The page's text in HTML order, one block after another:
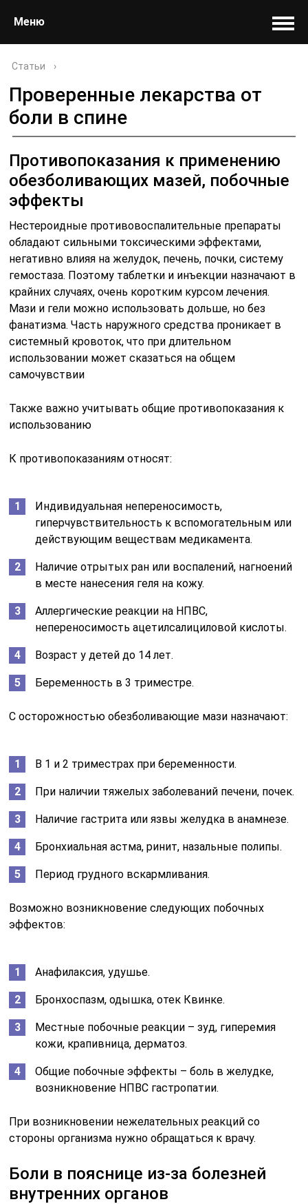
Меню
Статьи ›
Проверенные лекарства от
боли в спине
Противопоказания к применению
обезболивающих мазей, побочные
эффекты
Нестероидные противовоспалительные препараты
обладают сильными токсическими эффектами,
негативно влияя на желудок, печень, почки, систему
гемостаза. Поэтому таблетки и инъекции назначают в
крайних случаях, очень коротким курсом лечения.
Мази и гели можно использовать дольше, но без
фанатизма. Часть наружного средства проникает в
системный кровоток, что при длительном
использовании может сказаться на общем
самочувствии
Также важно учитывать общие противопоказания к
использованию
К противопоказаниям относят:
Индивидуальная непереносимость,
гиперчувствительность к вспомогательным или
действующим веществам медикамента.
Наличие отрытых ран или воспалений, нагноений
в месте нанесения геля на кожу.
Аллергические реакции на НПВС,
непереносимость ацетилсалициловой кислоты.
Возраст у детей до 14 лет.
Беременность в 3 триместре.
С осторожностью обезболивающие мази назначают:
В 1 и 2 триместрах при беременности.
При наличии тяжелых заболеваний печени, почек.
Наличие гастрита или язвы желудка в анамнезе.
Бронхиальная астма, ринит, назальные полипы.
Период грудного вскармливания.
Возможно возникновение следующих побочных
эффектов:
Анафилаксия, удушье.
Бронхоспазм, одышка, отек Квинке.
Местные побочные реакции – зуд, гиперемия
кожи, крапивница, дерматоз.
Общие побочные эффекты – боль в желудке,
возникновение НПВС гастропатии.
При возникновении нежелательных реакций со
стороны организма нужно обращаться к врачу.
Боли в пояснице из-за болезней
внутренних органов